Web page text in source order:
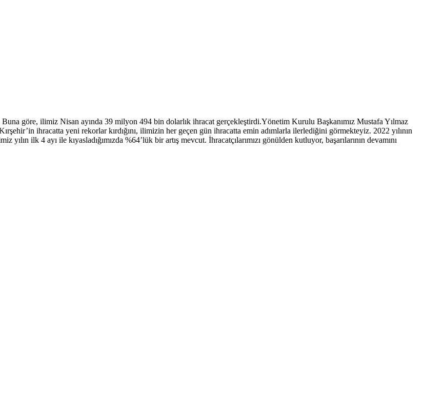
göre, ilimiz Nisan ayında 39 milyon 494 bin dolarlık ihracat gerçekleştirdi.Yönetim Kurulu Başkanımız Mustafa Yılmaz
ihracatta yeni rekorlar kırdığını, ilimizin her geçen gün ihracatta emin adımlarla ilerlediğini görmekteyiz. 2022 yılının
ilk 4 ayı ile kıyasladığımızda %64’lük bir artış mevcut. İhracatçılarımızı gönülden kutluyor, başarılarının devamını